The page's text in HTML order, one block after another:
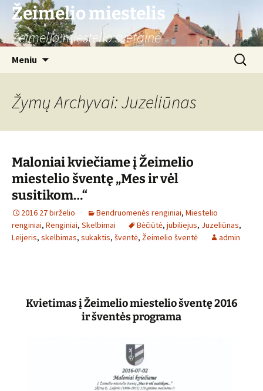
Žeimelio miestelis
Žeimelio miestelio svetainė
Meniu Ieškoti:
Žymų Archyvai: Juzeliūnas
Maloniai kviečiame į Žeimelio
miestelio šventę „Mes ir vėl
susitikom…“
2016 27 birželio Bendruomenės renginiai, Miestelio
renginiai, Renginiai, Skelbimai Bėčiūtė, jubiliejus, Juzeliūnas,
Leijeris, skelbimas, sukaktis, šventė, Žeimelio šventė admin
Kvietimas į Žeimelio miestelio šventę 2016
ir šventės programa